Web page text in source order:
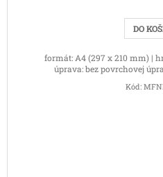
DO
formát: A4 (297 x 210 mm) |
úprava: bez povrchovej
Kód: